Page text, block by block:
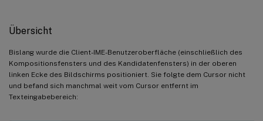
Übersicht
Bislang wurde die Client-IME-Benutzeroberfläche (einschließlich des
Kompositionsfensters und des Kandidatenfensters) in der oberen
linken Ecke des Bildschirms positioniert. Sie folgte dem Cursor nicht
und befand sich manchmal weit vom Cursor entfernt im
Texteingabebereich: